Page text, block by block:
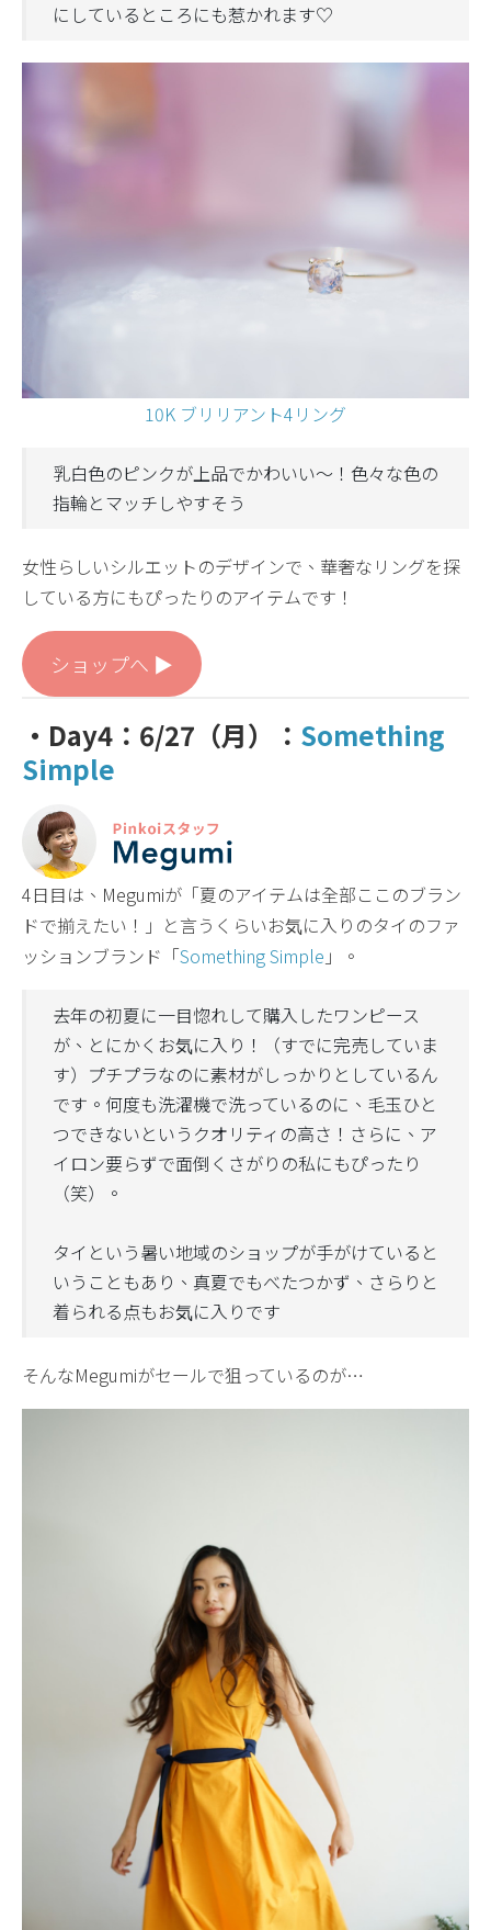
にしているところにも惹かれます♡
10K ブリリアント4リング
乳白色のピンクが上品でかわいい〜！色々な色の
指輪とマッチしやすそう
女性らしいシルエットのデザインで、華奢なリングを探
している方にもぴったりのアイテムです！
ショップへ ▶︎
・Day4：6/27（月）： Something
Simple
4日目は、Megumiが「夏のアイテムは全部ここのブラン
ドで揃えたい！」と言うくらいお気に入りのタイのファ
ッションブランド「Something Simple 」。
去年の初夏に一目惚れして購入したワンピース
が、とにかくお気に入り！（すでに完売していま
す）プチプラなのに素材がしっかりとしているん
です。何度も洗濯機で洗っているのに、毛玉ひと
つできないというクオリティの高さ！さらに、ア
イロン要らずで面倒くさがりの私にもぴったり
（笑）。
タイという暑い地域のショップが手がけていると
いうこともあり、真夏でもべたつかず、さらりと
着られる点もお気に入りです
そんなMegumiがセールで狙っているのが…